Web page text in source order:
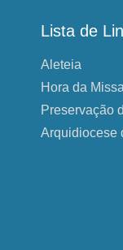
Lista de
Aleteia
Hora da Missa
Preservação
Arquidiocese